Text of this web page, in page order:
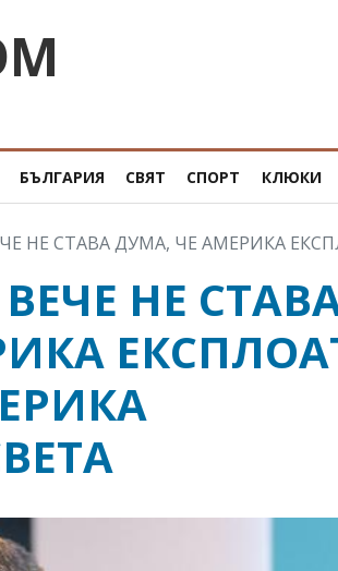
БЪЛГАРИЯ СВЯТ СПОРТ КЛЮКИ
НЕ СТАВА ДУМА, ЧЕ АМЕРИКА
НЕ